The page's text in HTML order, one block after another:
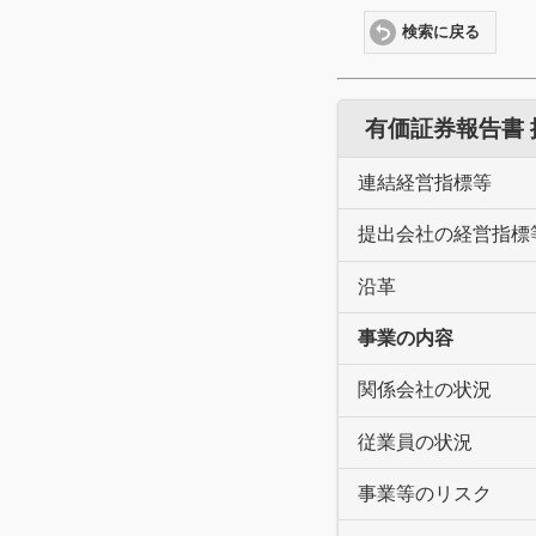
検索に戻る
有価証券報告書
連結経営指標等
提出会社の経営指標
沿革
事業の内容
関係会社の状況
従業員の状況
事業等のリスク